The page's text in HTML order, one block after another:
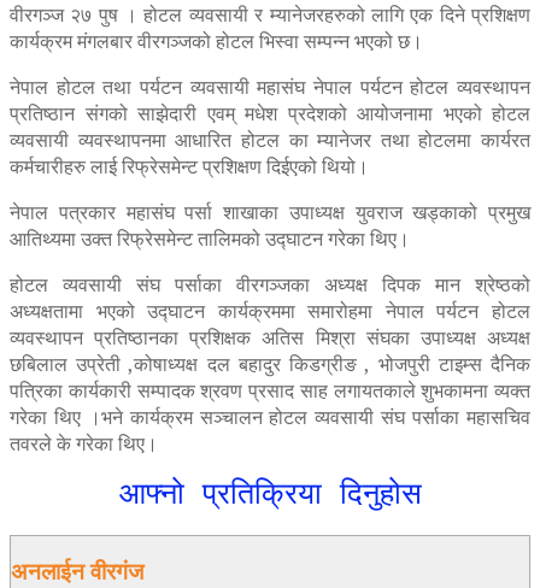
वीरगञ्ज २७ पुष । होटल व्यवसायी र म्यानेजरहरुको लागि एक दिने प्रशिक्षण
कार्यक्रम मंगलबार वीरगञ्जको होटल भिस्वा सम्पन्न भएको छ।
नेपाल होटल तथा पर्यटन व्यवसायी महासंघ नेपाल पर्यटन होटल व्यवस्थापन
प्रतिष्ठान संगको साझेदारी एवम् मधेश प्रदेशको आयोजनामा भएको होटल
व्यवसायी व्यवस्थापनमा आधारित होटल का म्यानेजर तथा होटलमा कार्यरत
कर्मचारीहरु लाई रिफ्रेसमेन्ट प्रशिक्षण दिईएको थियो।
नेपाल पत्रकार महासंघ पर्सा शाखाका उपाध्यक्ष युवराज खड्काको प्रमुख
आतिथ्यमा उक्त रिफ्रेसमेन्ट तालिमको उद्घाटन गरेका थिए।
होटल व्यवसायी संघ पर्साका वीरगञ्जका अध्यक्ष दिपक मान श्रेष्ठको
अध्यक्षतामा भएको उद्घाटन कार्यक्रममा समारोहमा नेपाल पर्यटन होटल
व्यवस्थापन प्रतिष्ठानका प्रशिक्षक अतिस मिश्रा संघका उपाध्यक्ष अध्यक्ष
छबिलाल उप्रेती ,कोषाध्यक्ष दल बहादुर किडग्रीङ , भोजपुरी टाइम्स दैनिक
पत्रिका कार्यकारी सम्पादक श्रवण प्रसाद साह लगायतकाले शुभकामना व्यक्त
गरेका थिए ।भने कार्यक्रम सञ्चालन होटल व्यवसायी संघ पर्साका महासचिव
तवरले के गरेका थिए।
आफ्नो प्रतिक्रिया दिनुहोस
अनलाईन वीरगंज